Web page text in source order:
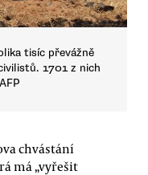
tisíc převážně
1701 z nich
chvástání
má „vyřešit